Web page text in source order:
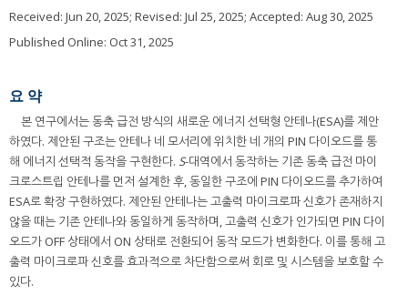
Received: Jun 20, 2025; Revised: Jul 25, 2025; Accepted: Aug 30, 2025
Published Online: Oct 31, 2025
요 약
본 연구에서는 동축 급전 방식의 새로운 에너지 선택형 안테나(ESA)를 제안
하였다. 제안된 구조는 안테나 네 모서리에 위치한 네 개의 PIN 다이오드를 통
해 에너지 선택적 동작을 구현한다. S-대역에서 동작하는 기존 동축 급전 마이
크로스트립 안테나를 먼저 설계한 후, 동일한 구조에 PIN 다이오드를 추가하여
ESA로 확장 구현하였다. 제안된 안테나는 고출력 마이크로파 신호가 존재하지
않을 때는 기존 안테나와 동일하게 동작하며, 고출력 신호가 인가되면 PIN 다이
오드가 OFF 상태에서 ON 상태로 전환되어 동작 모드가 변화한다. 이를 통해 고
출력 마이크로파 신호를 효과적으로 차단함으로써 회로 및 시스템을 보호할 수
있다.